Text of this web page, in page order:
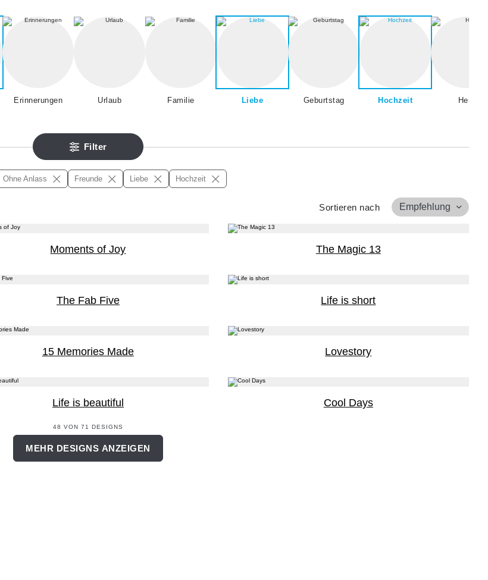
Erinnerungen Urlaub Familie Liebe Geburtstag Hochzeit Herz
Filter
Ohne Anlass Freunde Liebe Hochzeit
Sortieren nach Empfehlung
Moments of Joy The Magic 13
The Fab Five Life is short
15 Memories Made Lovestory
Life is beautiful Cool Days
48 VON 71 DESIGNS
MEHR DESIGNS ANZEIGEN